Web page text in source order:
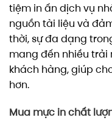
tiệm in ấn dịch vụ
nguồn tài liệu và
thời, sự đa dạng
mang đến nhiều trải
khách hàng, giúp
hơn.
Mua mực in chất